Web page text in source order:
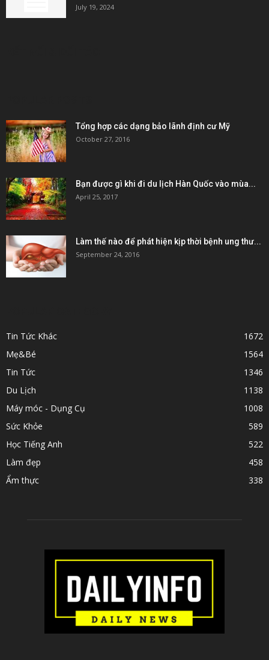
July 19, 2024
Tổng hợp các dạng bảo lãnh định cư Mỹ
October 27, 2016
Bạn được gì khi đi du lịch Hàn Quốc vào mùa...
April 25, 2017
Làm thế nào để phát hiện kịp thời bệnh ung thư...
September 24, 2016
Tin Tức Khác
1672
Mẹ&Bé
1564
Tin Tức
1346
Du Lịch
1138
Máy móc - Dụng Cụ
1008
Sức Khỏe
589
Học Tiếng Anh
522
Làm đẹp
458
Ẩm thực
338